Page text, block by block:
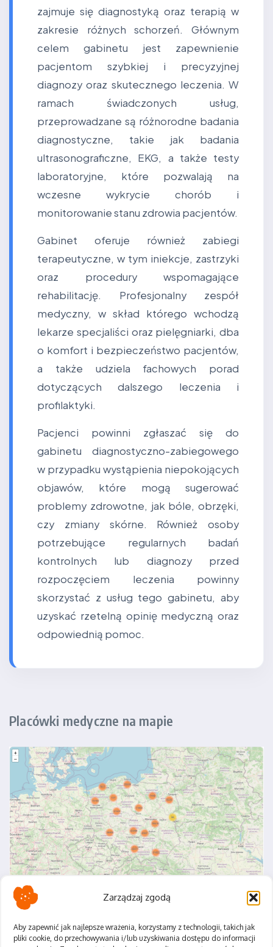
Zarządzaj zgodą
Aby zapewnić jak najlepsze wrażenia, korzystamy z technologii, takich jak
pliki cookie, do przechowywania i/lub uzyskiwania dostępu do informacji
zajmuje się diagnostyką oraz terapią w
zakresie różnych schorzeń. Głównym
celem gabinetu jest zapewnienie
pacjentom szybkiej i precyzyjnej
diagnozy oraz skutecznego leczenia. W
ramach świadczonych usług,
przeprowadzane są różnorodne badania
diagnostyczne, takie jak badania
ultrasonograficzne, EKG, a także testy
laboratoryjne, które pozwalają na
wczesne wykrycie chorób i
monitorowanie stanu zdrowia pacjentów.
Gabinet oferuje również zabiegi
terapeutyczne, w tym iniekcje, zastrzyki
oraz procedury wspomagające
rehabilitację. Profesjonalny zespół
medyczny, w skład którego wchodzą
lekarze specjaliści oraz pielęgniarki, dba
o komfort i bezpieczeństwo pacjentów,
a także udziela fachowych porad
dotyczących dalszego leczenia i
profilaktyki.
Pacjenci powinni zgłaszać się do
gabinetu diagnostyczno-zabiegowego
w przypadku wystąpienia niepokojących
objawów, które mogą sugerować
problemy zdrowotne, jak bóle, obrzęki,
czy zmiany skórne. Również osoby
potrzebujące regularnych badań
kontrolnych lub diagnozy przed
rozpoczęciem leczenia powinny
skorzystać z usług tego gabinetu, aby
uzyskać rzetelną opinię medyczną oraz
odpowiednią pomoc.
Placówki medyczne na mapie